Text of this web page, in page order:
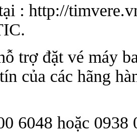
: http://
trợ đặt vé máy
của các hãng
6048 hoặc 0938